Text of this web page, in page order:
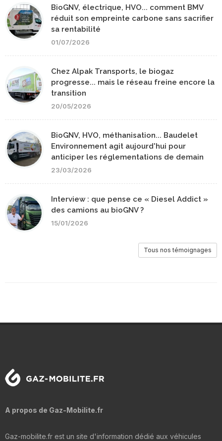
BioGNV, électrique, HVO... comment BMV
réduit son empreinte carbone sans sacrifier
sa rentabilité
01/07/2026
Chez Alpak Transports, le biogaz
progresse... mais le réseau freine encore la
transition
20/05/2026
BioGNV, HVO, méthanisation... Baudelet
Environnement agit aujourd'hui pour
anticiper les réglementations de demain
23/03/2026
Interview : que pense ce « Diesel Addict »
des camions au bioGNV ?
15/01/2026
Tous nos témoignages
A propos de Gaz-Mobilite.fr
Gaz-mobilite.fr est un site d'information dédié aux véhicules